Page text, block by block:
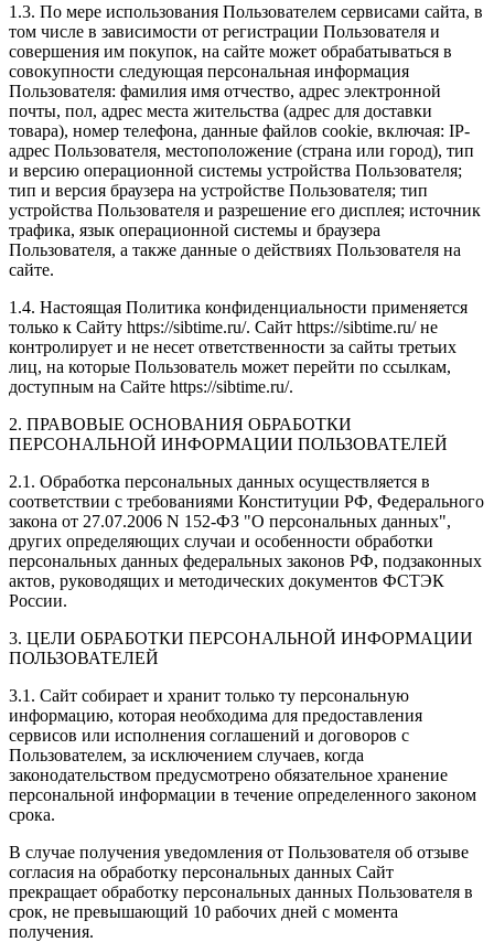
1.3. По мере использования Пользователем сервисами сайта, в
том числе в зависимости от регистрации Пользователя и
совершения им покупок, на сайте может обрабатываться в
совокупности следующая персональная информация
Пользователя: фамилия имя отчество, адрес электронной
почты, пол, адрес места жительства (адрес для доставки
товара), номер телефона, данные файлов cookie, включая: IP-
адрес Пользователя, местоположение (страна или город), тип
и версию операционной системы устройства Пользователя;
тип и версия браузера на устройстве Пользователя; тип
устройства Пользователя и разрешение его дисплея; источник
трафика, язык операционной системы и браузера
Пользователя, а также данные о действиях Пользователя на
сайте.
1.4. Настоящая Политика конфиденциальности применяется
только к Сайту https://sibtime.ru/. Сайт https://sibtime.ru/ не
контролирует и не несет ответственности за сайты третьих
лиц, на которые Пользователь может перейти по ссылкам,
доступным на Сайте https://sibtime.ru/.
2. ПРАВОВЫЕ ОСНОВАНИЯ ОБРАБОТКИ
ПЕРСОНАЛЬНОЙ ИНФОРМАЦИИ ПОЛЬЗОВАТЕЛЕЙ
2.1. Обработка персональных данных осуществляется в
соответствии с требованиями Конституции РФ, Федерального
закона от 27.07.2006 N 152-ФЗ "О персональных данных",
других определяющих случаи и особенности обработки
персональных данных федеральных законов РФ, подзаконных
актов, руководящих и методических документов ФСТЭК
России.
3. ЦЕЛИ ОБРАБОТКИ ПЕРСОНАЛЬНОЙ ИНФОРМАЦИИ
ПОЛЬЗОВАТЕЛЕЙ
3.1. Сайт собирает и хранит только ту персональную
информацию, которая необходима для предоставления
сервисов или исполнения соглашений и договоров с
Пользователем, за исключением случаев, когда
законодательством предусмотрено обязательное хранение
персональной информации в течение определенного законом
срока.
В случае получения уведомления от Пользователя об отзыве
согласия на обработку персональных данных Сайт
прекращает обработку персональных данных Пользователя в
срок, не превышающий 10 рабочих дней с момента
получения.